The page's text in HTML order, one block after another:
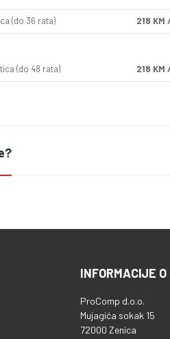
(do 36 rata) 218 KM
(do 48 rata) 218 KM
INFORMACIJE
ProComp d.o.o.
Mujagića sokak 15
72000 Zenica